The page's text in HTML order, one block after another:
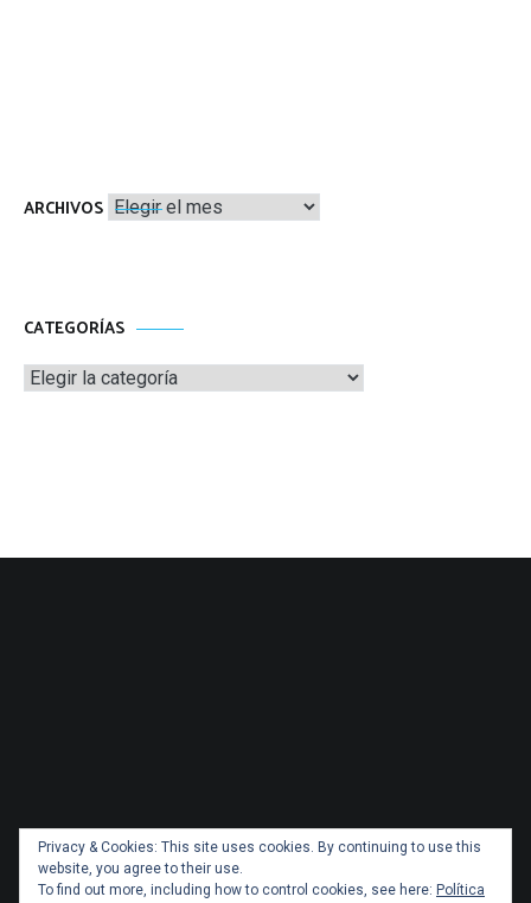
ARCHIVOS Archivos
CATEGORÍAS
Categorías
Privacy & Cookies: This site uses cookies. By continuing to use this
website, you agree to their use.
To find out more, including how to control cookies, see here: Política